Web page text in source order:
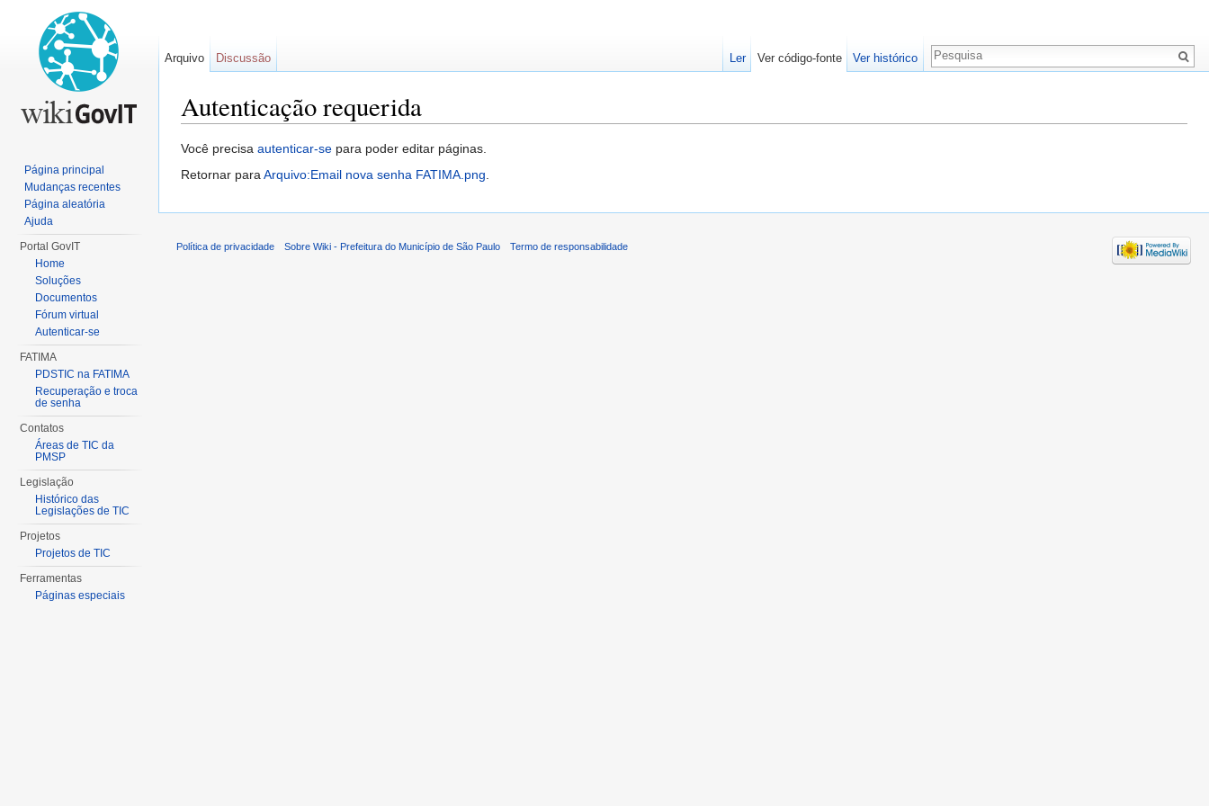
Autenticação requerida
Você precisa autenticar-se para poder editar páginas.
Retornar paraArquivo:Email nova senha FATIMA.png.
Arquivo Discussão Ler Ver código-fonte Ver histórico
Página principal
Mudanças recentes
Página aleatória
Ajuda
Portal GovIT
Home
Soluções
Documentos
Fórum virtual
Autenticar-se
FATIMA
PDSTIC na FATIMA
Recuperação e troca
de senha
Contatos
Áreas de TIC da
PMSP
Legislação
Histórico das
Legislações de TIC
Projetos
Projetos de TIC
Ferramentas
Páginas especiais
Política de privacidade Sobre Wiki - Prefeitura do Município de São Paulo Termo de responsabilidade